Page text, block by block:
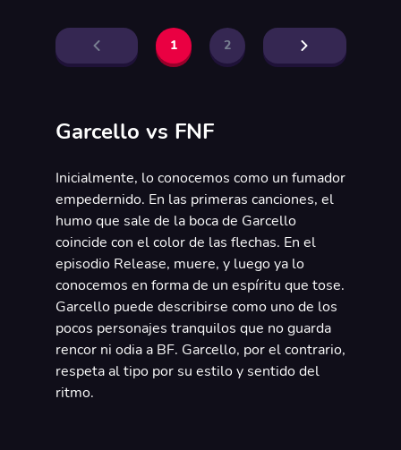
1 2
Garcello vs FNF
Inicialmente, lo conocemos como un fumador
empedernido. En las primeras canciones, el
humo que sale de la boca de Garcello
coincide con el color de las flechas. En el
episodio Release, muere, y luego ya lo
conocemos en forma de un espíritu que tose.
Garcello puede describirse como uno de los
pocos personajes tranquilos que no guarda
rencor ni odia a BF. Garcello, por el contrario,
respeta al tipo por su estilo y sentido del
ritmo.